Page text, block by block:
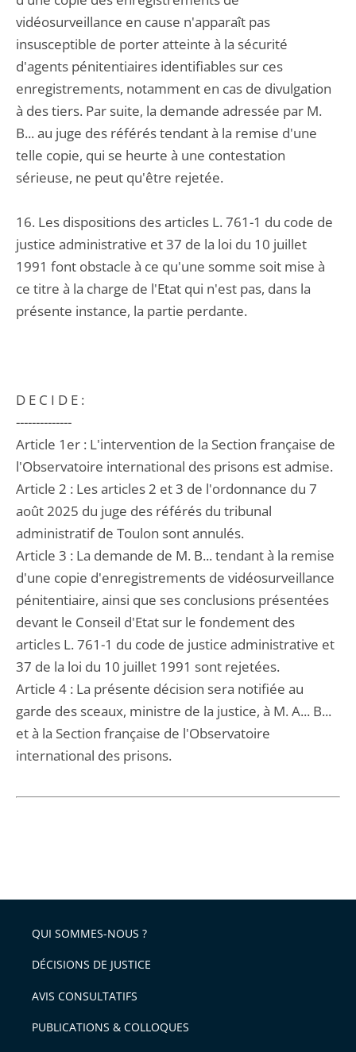
vidéosurveillance en cause n'apparaît pas
insusceptible de porter atteinte à la sécurité
d'agents pénitentiaires identifiables sur ces
enregistrements, notamment en cas de divulgation
à des tiers. Par suite, la demande adressée par M.
B... au juge des référés tendant à la remise d'une
telle copie, qui se heurte à une contestation
sérieuse, ne peut qu'être rejetée.
16. Les dispositions des articles L. 761-1 du code de
justice administrative et 37 de la loi du 10 juillet
1991 font obstacle à ce qu'une somme soit mise à
ce titre à la charge de l'Etat qui n'est pas, dans la
présente instance, la partie perdante.
D E C I D E :
--------------
Article 1er : L'intervention de la Section française de
l'Observatoire international des prisons est admise.
Article 2 : Les articles 2 et 3 de l'ordonnance du 7
août 2025 du juge des référés du tribunal
administratif de Toulon sont annulés.
Article 3 : La demande de M. B... tendant à la remise
d'une copie d'enregistrements de vidéosurveillance
pénitentiaire, ainsi que ses conclusions présentées
devant le Conseil d'Etat sur le fondement des
articles L. 761-1 du code de justice administrative et
37 de la loi du 10 juillet 1991 sont rejetées.
Article 4 : La présente décision sera notifiée au
garde des sceaux, ministre de la justice, à M. A... B...
et à la Section française de l'Observatoire
international des prisons.
QUI SOMMES-NOUS ?
DÉCISIONS DE JUSTICE
AVIS CONSULTATIFS
PUBLICATIONS & COLLOQUES